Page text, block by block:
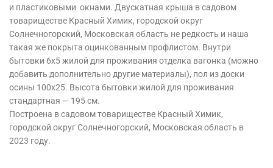
и пластиковыми окнами. Двускатная крыша в садовом
товариществе Красный Химик, городской округ
Солнечногорский, Московская область не редкость и наша
такая же покрыта оцинкованным профлистом. Внутри
бытовки 6х5 жилой для проживания отделка вагонка (можно
добавить дополнительно другие материалы), пол из доски
осины 100х25. Высота бытовки жилой для проживания
стандартная — 195 см.
Построена в садовом товариществе Красный Химик,
городской округ Солнечногорский, Московская область в
2023 году.